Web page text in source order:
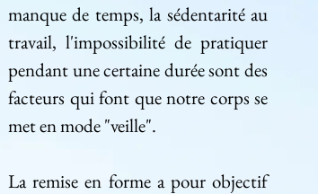
manque de temps, la sédentarité au
travail, l'impossibilité de pratiquer
pendant une certaine durée sont des
facteurs qui font que notre corps se
met en mode "veille".
La remise en forme a pour objectif